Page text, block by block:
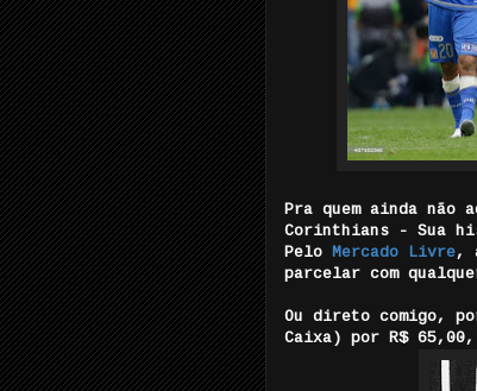
Pra quem ainda
Corinthians - Sua
Pelo
Mercado Livre,
parcelar com
Ou direto comigo,
Caixa) por R$